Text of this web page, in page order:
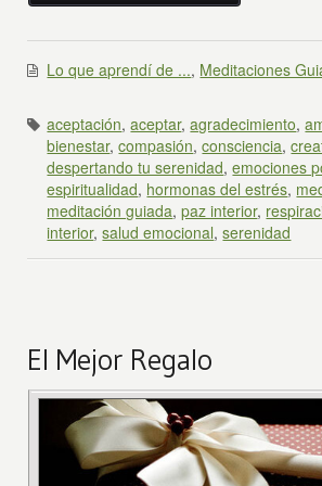
Lo que aprendí de ..., Meditaciones
aceptación,aceptar,agradecimiento,
bienestar,compasión,consciencia,
despertando tu serenidad,emociones
espiritualidad, hormonas del estrés,
meditación guiada,paz interior,
interior,salud emocional,serenidad
El Mejor Regalo